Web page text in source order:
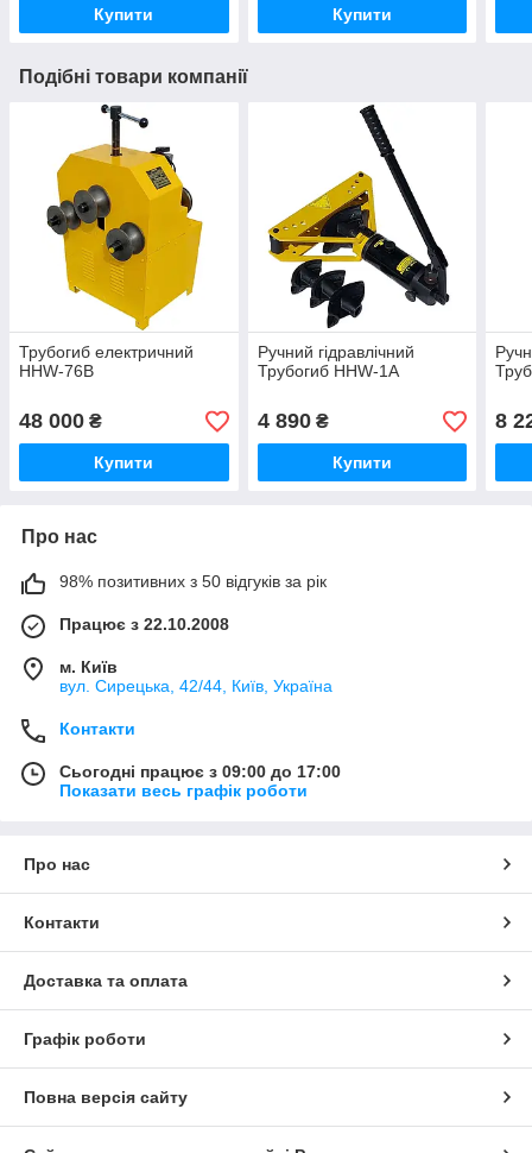
Купити Купити
Подібні товари компанії
Трубогиб електричний
HHW-76В
48 000 ₴
Купити
Ручний гідравлічний
Трубогиб HHW-1А
4 890₴
Купити
8
Про нас
98% позитивних з 50 відгуків за рік
Працює з 22.10.2008
м. Київ
вул. Сирецька, 42/44, Київ, Україна
Контакти
Сьогодні працює з 09:00 до 17:00
Показати весь графік роботи
Про нас
Контакти
Доставка та оплата
Графік роботи
Повна версія сайту